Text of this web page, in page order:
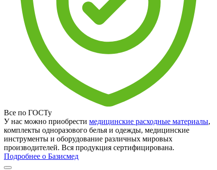
Все по ГОСТу
У нас можно приобрести медицинские расходные материалы,
комплекты одноразового белья и одежды, медицинские
инструменты и оборудование различных мировых
производителей. Вся продукция сертифицирована.
Подробнее о Базисмед